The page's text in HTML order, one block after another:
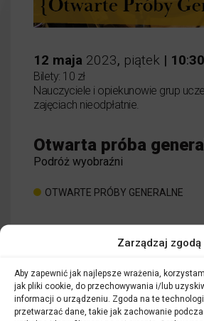
Zarządzaj zgodą
Aby zapewnić jak najlepsze wrażenia,
jak pliki cookie, do przechowywania i/lub
informacji o urządzeniu. Zgoda na te
przetwarzać dane, takie jak zachowanie
12 maja 2023, piątek | 10:30
Bilety: 10 zł
Nauczyciele i opiekunowie grup
zajęciach nieodpłatnie.
Otwarta próba
Podróż wyobraźni
OTWARTE PRÓBY GENERALNE
CZYTAJ